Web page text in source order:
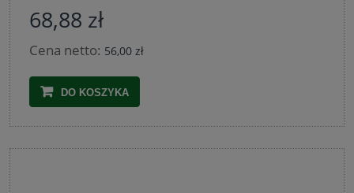
68,88 zł
Cena netto: 56,00 zł
DO KOSZYKA